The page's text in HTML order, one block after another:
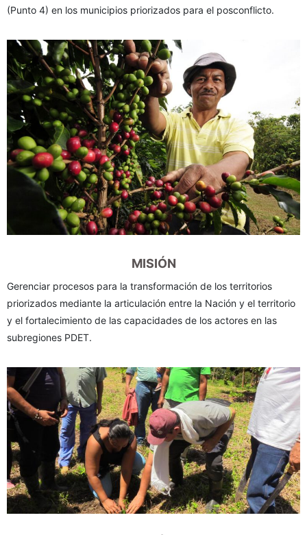
(Punto 4) en los municipios priorizados para el posconflicto.
MISIÓN
Gerenciar procesos para la transformación de los territorios
priorizados mediante la articulación entre la Nación y el territorio
y el fortalecimiento de las capacidades de los actores en las
subregiones PDET.